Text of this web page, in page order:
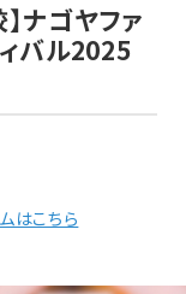
ナゴヤファ
バル2025
はこちら